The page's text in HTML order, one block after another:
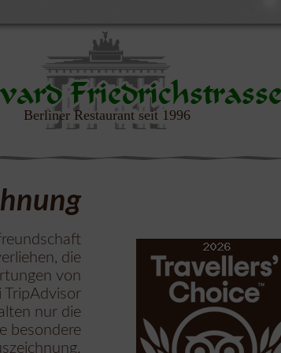
Berliner Restaurant seit 1996
die
von
TripAdvisor
nur die
besondere